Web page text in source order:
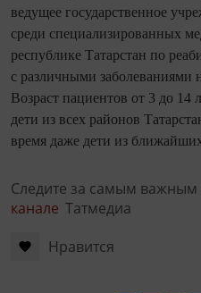
ведущее государственное
среди специализированных
республике Татарстан по
с различными заболеваниями
Возраст пациентов от 3 до 14
дети из всех районов
время даже дети из
Следите за самым
канале Татмедиа
Нравится